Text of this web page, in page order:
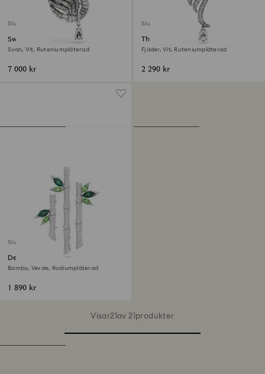
Slutsåld
Swan Hänge och brosch
Svan, Vit, Ruteniumpläterad
7 000 kr
Slutsåld
The Vienna Collection Brosch
Fjäder, Vit, Ruteniumpläterad
2 290 kr
Slutsåld
Dellium Brosch
Bambu, Verde, Rodiumpläterad
1 890 kr
Visar21av 21produkter